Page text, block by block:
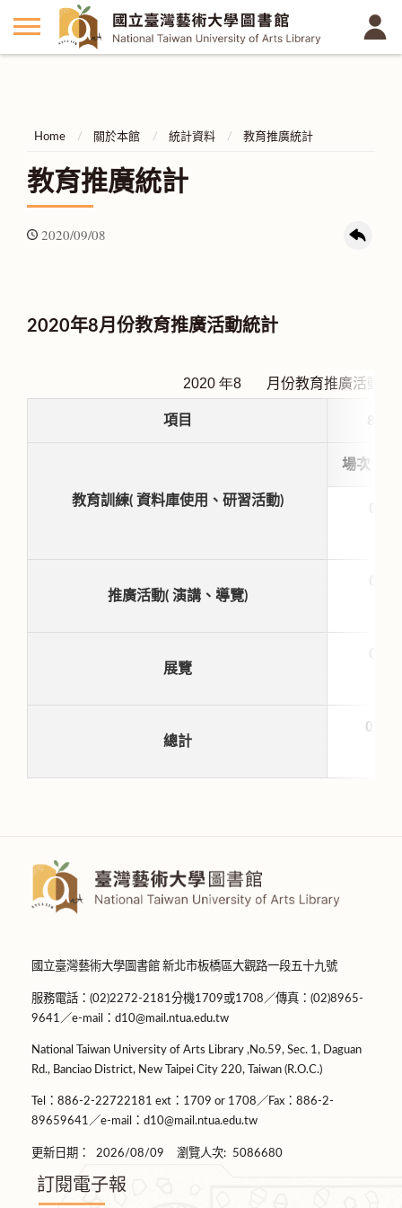
Home 關於本館 統計資料 教育推廣統計
教育推廣統計
2020/09/08
2020年8月份教育推廣活動統計
2020 年8 月份教育推廣活動統
項目 8月
教育訓練( 資料庫使用、研習活動)
場次
推廣活動( 演講、導覽)
展覽
總計
0
國立臺灣藝術大學圖書館 新北市板橋區大觀路一段五十九號
服務電話：(02)2272-2181分機1709或1708／傳真：(02)8965-
9641／e-mail：d10@mail.ntua.edu.tw
National Taiwan University of Arts Library ,No.59, Sec. 1, Daguan
Rd., Banciao District, New Taipei City 220, Taiwan (R.O.C.)
Tel：886-2-22722181 ext：1709 or 1708／Fax：886-2-
89659641／e-mail：d10@mail.ntua.edu.tw
更新日期： 2026/08/09 瀏覽人次: 5086680
訂閱電子報